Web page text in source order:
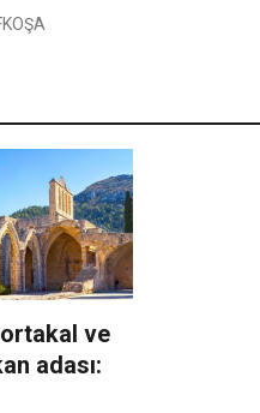
ve
adası: